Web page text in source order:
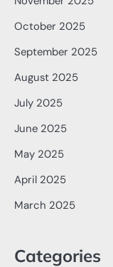
October 2025
September 2025
August 2025
July 2025
June 2025
May 2025
April 2025
March 2025
Categories